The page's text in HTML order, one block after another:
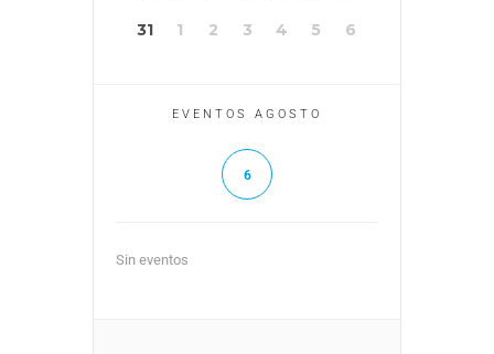
31 1 2 3 4 5 6
EVENTOS AGOSTO
6
Sin eventos